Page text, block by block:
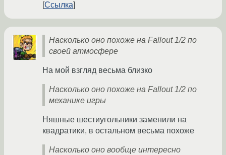
Ссылка
Насколько оно похоже на Fallout 1/2 по
своей атмосфере
На мой взгляд весьма близко
Насколько оно похоже на Fallout 1/2 по
механике игры
Няшные шестиугольники заменили на
квадратики, в остальном весьма похоже
Насколько оно вообще интересно